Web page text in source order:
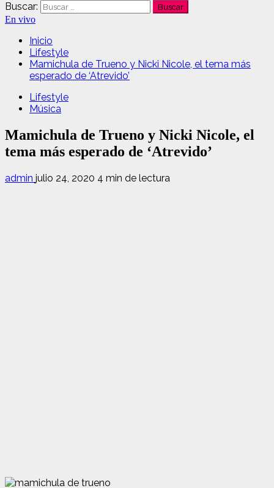
Buscar:
En vivo
Inicio
Lifestyle
Mamichula de Trueno y Nicki Nicole, el tema más
esperado de ‘Atrevido’
Lifestyle
Música
Mamichula de Trueno y Nicki Nicole, el
tema más esperado de ‘Atrevido’
admin julio 24, 2020 4 min de lectura